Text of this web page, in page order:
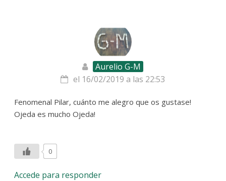
Aurelio G-M
el 16/02/2019 a las 22:53
Fenomenal Pilar, cuánto me alegro que os gustase!
Ojeda es mucho Ojeda!
0
Accede para responder